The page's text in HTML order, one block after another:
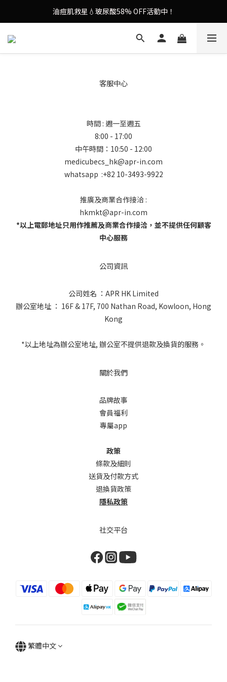
9in1多功能美容儀🌸護膚效果UP！
油痘肌救星💧玻尿酸58% OFF活動中！
果凍噴霧！一噴即現美白光透肌✨
9in1多功能美容儀🌸護膚效果UP！
客服中心
時間 : 週一至週五
8:00 - 17:00
中午時間：10:50 - 12:00
medicubecs_hk@apr-in.com
whatsapp :+82 10-3493-9922
推廣及商業合作接洽 :
hkmkt@apr-in.com
*以上電郵地址只用作推薦及商業合作接洽，並不提供任何顧客
中心服務
公司資訊
公司姓名 ：APR HK Limited
辦公室地址 ： 16F & 17F, 700 Nathan Road, Kowloon, Hong
Kong
*以上地址為辦公室地址, 辦公室不提供退款及換貨的服務。
關於我們
品牌故事
會員福利
專屬app
政策
條款及細則
送貨及付款方式
退換貨政策
隱私政策
社交平台
繁體中文